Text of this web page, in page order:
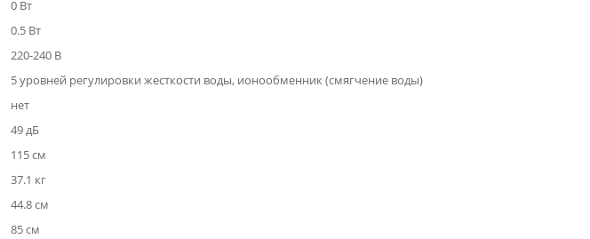
0 Вт
0.5 Вт
220-240 В
5 уровней регулировки жесткости воды, ионообменник (смягчение воды)
нет
49 дБ
115 см
37.1 кг
44.8 см
85 см